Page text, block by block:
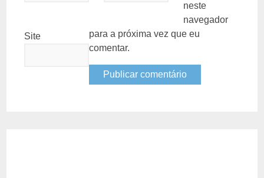
Site
neste
navegador
para a próxima vez que eu
comentar.